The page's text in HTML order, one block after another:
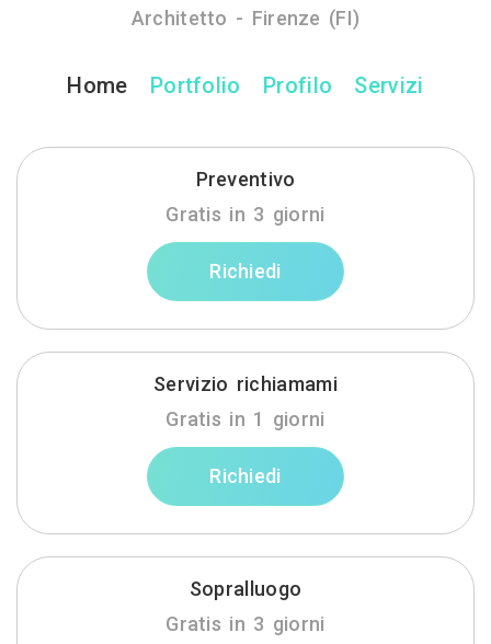
Architetto - Firenze (FI)
Home Portfolio Profilo Servizi
Preventivo
Gratis in 3 giorni
Richiedi
Servizio richiamami
Gratis in 1 giorni
Richiedi
Sopralluogo
Gratis in 3 giorni